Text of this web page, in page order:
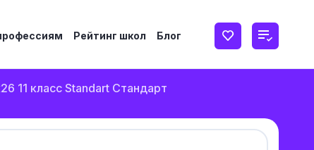
Рейтинг школ Блог
11 класс Standart Стандарт